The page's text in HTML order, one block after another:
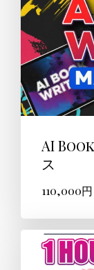
AI
ス
110,000円